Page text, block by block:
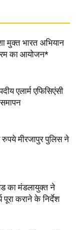
मुक्त भारत अभियान
का आयोजन*
एलार्म एफिसिएंसी
मीरजापुर पुलिस ने
का मंडलायुक्त ने
पूरा कराने के निर्देश